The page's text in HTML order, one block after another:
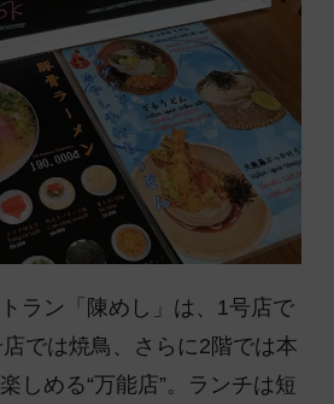
ラン「陳めし」は、1号店で
では焼鳥、さらに2階では本
しめる“万能店”。ランチは短